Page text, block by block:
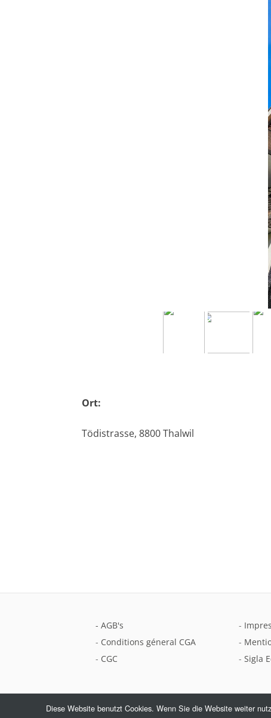
Ort:
Tödistrasse, 8800 Thalwil
- AGB's
- Conditions géneral CGA
- CGC
-
-
- Sigla
Diese Website benutzt Cookies. Wenn Sie die Website weiter